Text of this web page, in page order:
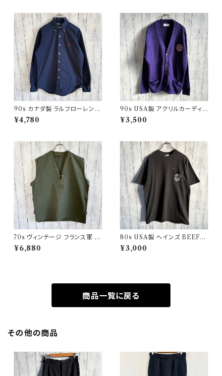
90s カナダ製 ラルフローレン
ボタンダウンシャツ Ralph Laur
en
¥4,780
90s USA製 アクリルカーディガ
ン レタード 紫 アメリカ製
¥3,500
70s ヴィンテージ フランス軍 G
AOベスト ミリタリーベスト ユ
ーロミリタリー
¥6,880
80s USA製 ヘインズ BEEFY
シングルステッチTシャツ ヴィン
テージTシャツ ポケT
¥3,000
商品一覧に戻る
その他の商品